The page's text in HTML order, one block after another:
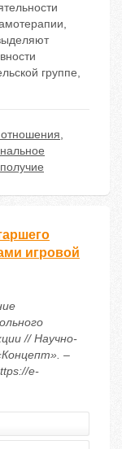
группе,
отношения,
игровой
// Научно-
–
e-